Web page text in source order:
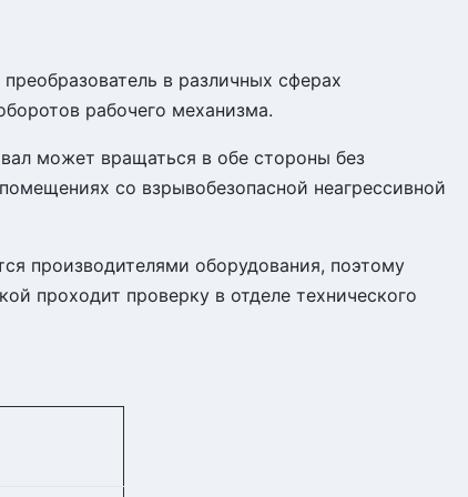
в различных сферах
рабочего механизма.
может вращаться в обе стороны без
со взрывобезопасной неагрессивной
производителями оборудования, поэтому
проходит проверку в отделе технического